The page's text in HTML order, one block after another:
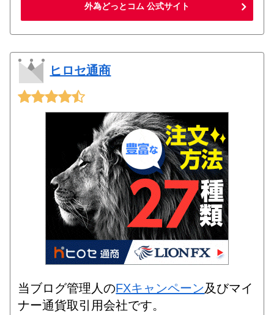
外為どっとコム 公式サイト
ヒロセ通商
当ブログ管理人のFXキャンペーン及びマイ
ナー通貨取引用会社です。